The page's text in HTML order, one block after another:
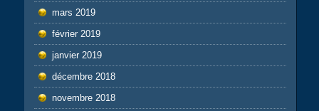
mars 2019
février 2019
janvier 2019
décembre 2018
novembre 2018